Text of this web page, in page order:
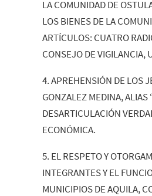
LA COMUNIDAD DE
LOS BIENES DE LA
ARTÍCULOS: CUATRO
CONSEJO DE VIGILANCIA,
4. APREHENSIÓN DE LOS
GONZALEZ MEDINA, ALIAS
DESARTICULACIÓN
ECONÓMICA.
5. EL RESPETO Y
INTEGRANTES Y EL
MUNICIPIOS DE AQUILA,